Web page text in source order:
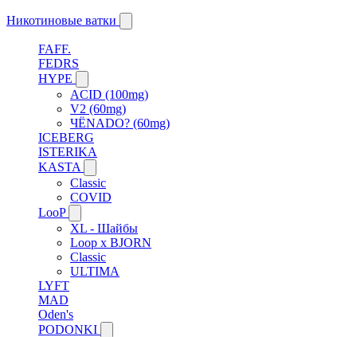
Никотиновые ватки
FAFF.
FEDRS
HYPE
ACID (100mg)
V2 (60mg)
ЧЁNADO? (60mg)
ICEBERG
ISTERIKA
KASTA
Classic
COVID
LooP
XL - Шайбы
Loop x BJORN
Classic
ULTIMA
LYFT
MAD
Oden's
PODONKI